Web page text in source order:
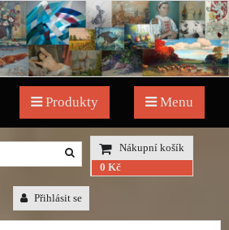
Produkty Menu
Nákupní košík
0 Kč
Přihlásit se